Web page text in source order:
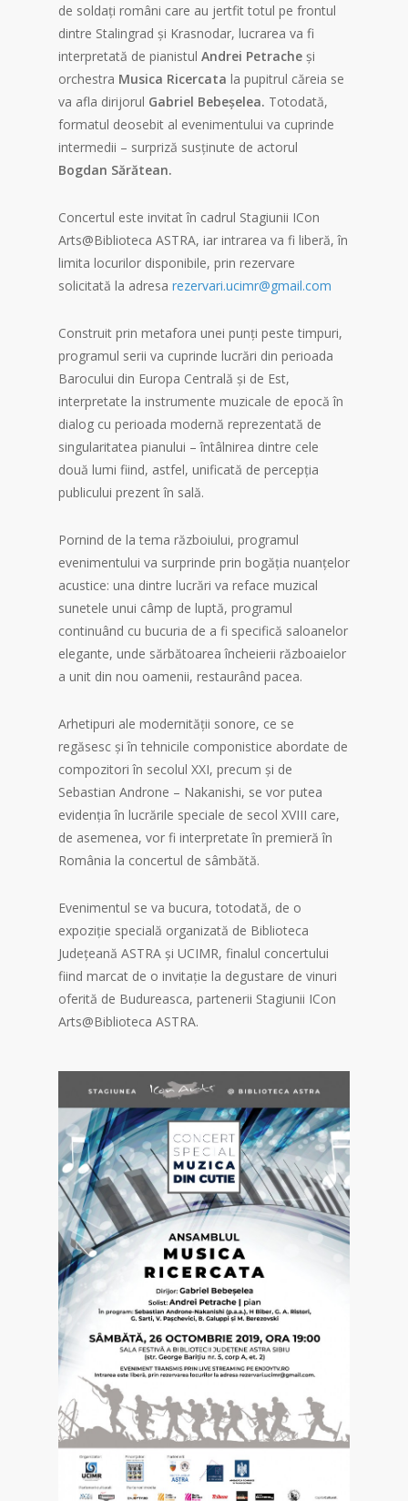
de soldați români care au jertfit totul pe frontul
dintre Stalingrad și Krasnodar, lucrarea va fi
interpretată de pianistul Andrei Petrache și
orchestra Musica Ricercata la pupitrul căreia se
va afla dirijorul Gabriel Bebeșelea. Totodată,
formatul deosebit al evenimentului va cuprinde
intermedii – surpriză susținute de actorul
Bogdan Sărătean.
Concertul este invitat în cadrul Stagiunii ICon
Arts@Biblioteca ASTRA, iar intrarea va fi liberă, în
limita locurilor disponibile, prin rezervare
solicitată la adresa rezervari.ucimr@gmail.com
Construit prin metafora unei punți peste timpuri,
programul serii va cuprinde lucrări din perioada
Barocului din Europa Centrală și de Est,
interpretate la instrumente muzicale de epocă în
dialog cu perioada modernă reprezentată de
singularitatea pianului – întâlnirea dintre cele
două lumi fiind, astfel, unificată de percepția
publicului prezent în sală.
Pornind de la tema războiului, programul
evenimentului va surprinde prin bogăția nuanțelor
acustice: una dintre lucrări va reface muzical
sunetele unui câmp de luptă, programul
continuând cu bucuria de a fi specifică saloanelor
elegante, unde sărbătoarea încheierii războaielor
a unit din nou oamenii, restaurând pacea.
Arhetipuri ale modernității sonore, ce se
regăsesc și în tehnicile componistice abordate de
compozitori în secolul XXI, precum și de
Sebastian Androne – Nakanishi, se vor putea
evidenția în lucrările speciale de secol XVIII care,
de asemenea, vor fi interpretate în premieră în
România la concertul de sâmbătă.
Evenimentul se va bucura, totodată, de o
expoziție specială organizată de Biblioteca
Județeană ASTRA și UCIMR, finalul concertului
fiind marcat de o invitație la degustare de vinuri
oferită de Budureasca, partenerii Stagiunii ICon
Arts@Biblioteca ASTRA.